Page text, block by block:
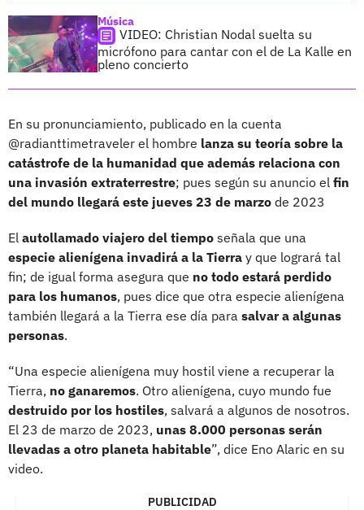
Música
VIDEO: Christian Nodal suelta su
micrófono para cantar con el de La Kalle en
pleno concierto
En su pronunciamiento, publicado en la cuenta
@radianttimetraveler el hombre lanza su teoría sobre la
catástrofe de la humanidad que además relaciona con
una invasión extraterrestre; pues según su anuncio el fin
del mundo llegará este jueves 23 de marzo de 2023
El autollamado viajero del tiempo señala que una
especie alienígena invadirá a la Tierra y que logrará tal
fin; de igual forma asegura que no todo estará perdido
para los humanos, pues dice que otra especie alienígena
también llegará a la Tierra ese día para salvar a algunas
personas.
“Una especie alienígena muy hostil viene a recuperar la
Tierra, no ganaremos. Otro alienígena, cuyo mundo fue
destruido por los hostiles, salvará a algunos de nosotros.
El 23 de marzo de 2023, unas 8.000 personas serán
llevadas a otro planeta habitable”, dice Eno Alaric en su
video.
PUBLICIDAD